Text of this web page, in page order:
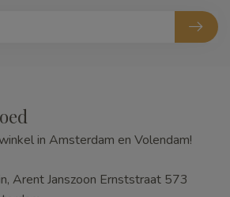
in Amsterdam en Volendam!
Arent Janszoon Ernststraat 573